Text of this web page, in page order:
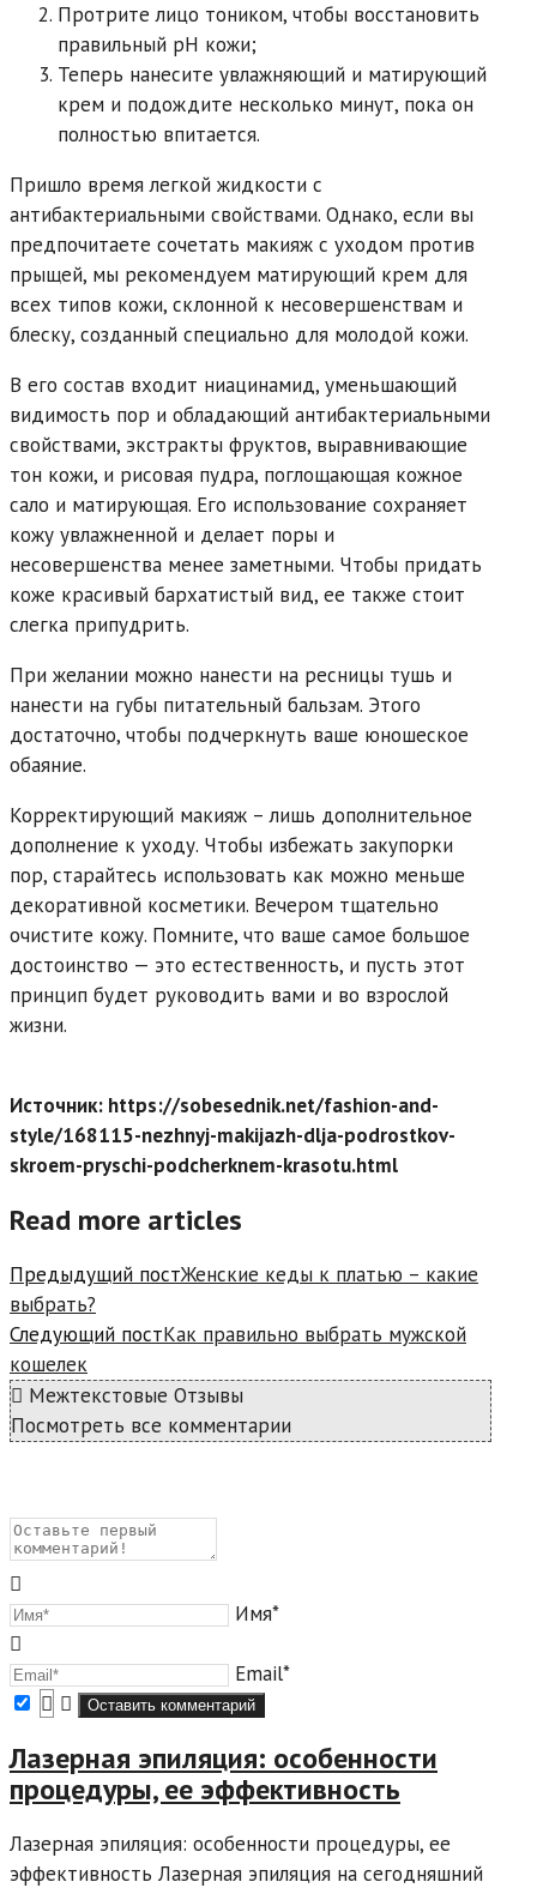
Протрите лицо тоником, чтобы восстановить
правильный pH кожи;
Теперь нанесите увлажняющий и матирующий
крем и подождите несколько минут, пока он
полностью впитается.
Пришло время легкой жидкости с
антибактериальными свойствами. Однако, если вы
предпочитаете сочетать макияж с уходом против
прыщей, мы рекомендуем матирующий крем для
всех типов кожи, склонной к несовершенствам и
блеску, созданный специально для молодой кожи.
В его состав входит ниацинамид, уменьшающий
видимость пор и обладающий антибактериальными
свойствами, экстракты фруктов, выравнивающие
тон кожи, и рисовая пудра, поглощающая кожное
сало и матирующая. Его использование сохраняет
кожу увлажненной и делает поры и
несовершенства менее заметными. Чтобы придать
коже красивый бархатистый вид, ее также стоит
слегка припудрить.
При желании можно нанести на ресницы тушь и
нанести на губы питательный бальзам. Этого
достаточно, чтобы подчеркнуть ваше юношеское
обаяние.
Корректирующий макияж – лишь дополнительное
дополнение к уходу. Чтобы избежать закупорки
пор, старайтесь использовать как можно меньше
декоративной косметики. Вечером тщательно
очистите кожу. Помните, что ваше самое большое
достоинство — это естественность, и пусть этот
принцип будет руководить вами и во взрослой
жизни.
Источник: https://sobesednik.net/fashion-and-
style/168115-nezhnyj-makijazh-dlja-podrostkov-
skroem-pryschi-podcherknem-krasotu.html
Read more articles
Предыдущий постЖенские кеды к платью – какие
выбрать?
Следующий постКак правильно выбрать мужской
кошелек
Межтекстовые Отзывы
Посмотреть все комментарии
Имя*
Email*
Лазерная эпиляция: особенности
процедуры, ее эффективность
Лазерная эпиляция: особенности процедуры, ее
эффективность Лазерная эпиляция на сегодняшний